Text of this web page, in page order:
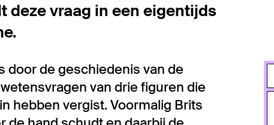
deze vraag in een eigentijds
door de geschiedenis van de
van drie figuren die
hebben vergist. Voormalig Brits